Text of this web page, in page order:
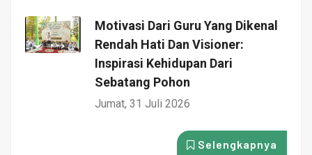
Motivasi Dari Guru Yang Dikenal
Rendah Hati Dan Visioner:
Inspirasi Kehidupan Dari
Sebatang Pohon
Jumat, 31 Juli 2026
Selengkapnya